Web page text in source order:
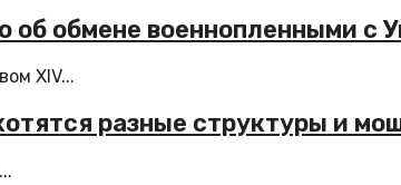
обмене военнопленными с
XIV...
разные структуры и